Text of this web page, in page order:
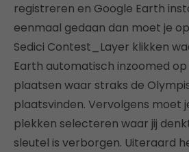
registreren en Google Earth
eenmaal gedaan dan moet je
Sedici Contest_Layer klikken
Earth automatisch inzoomed op
plaatsen waar straks de
plaatsvinden. Vervolgens moet
plekken selecteren waar jij
sleutel is verborgen. Uiteraard